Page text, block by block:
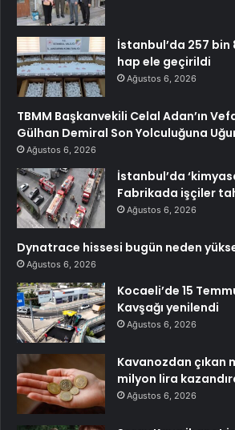
İstanbul’da 257
hap ele geçirildi
Ağustos 6, 2026
TBMM Başkanvekili Celal Adan’ın
Gülhan Demiral Son Yolculuğuna
Ağustos 6, 2026
İstanbul’da
Fabrikada işçiler
Ağustos 6, 2026
Dynatrace hissesi bugün neden
Ağustos 6, 2026
Kocaeli’de 15
Kavşağı yenilendi
Ağustos 6, 2026
Kavanozdan çıkan
milyon lira
Ağustos 6, 2026